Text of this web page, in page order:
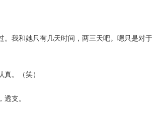
我和她只有几天时间，两三天吧。嗯只是对
。（笑）
支。